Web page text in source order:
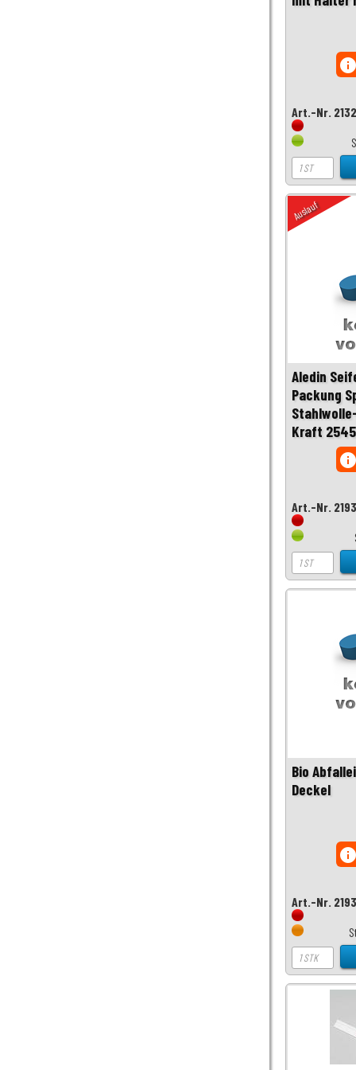
Art.-Nr.
Auslauf
Aledin
Packung
Kraft 2545
Art.-Nr.
Bio
Deckel
Art.-Nr.